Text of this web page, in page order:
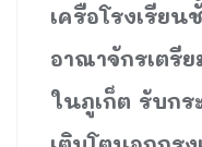
เครือโรงเรีย
อาณาจักรเตรี
ในภูเก็ต รับกร